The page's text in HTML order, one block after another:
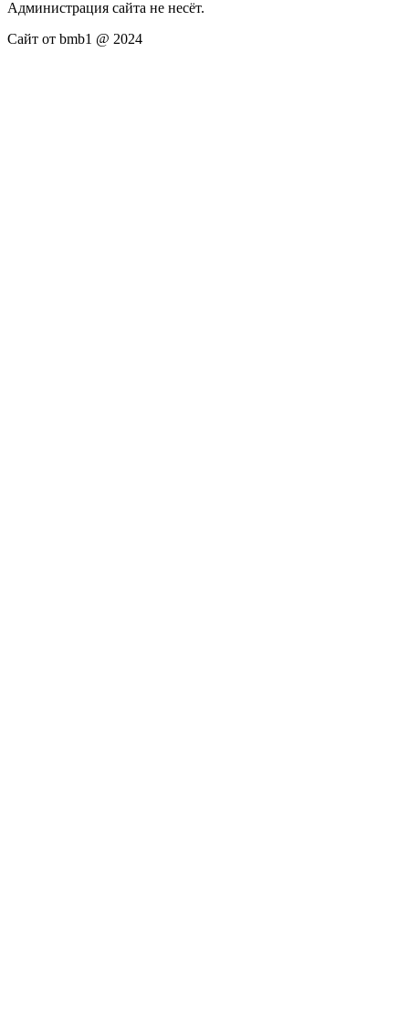
Администрация сайта не несёт.
Сайт от bmb1 @ 2024